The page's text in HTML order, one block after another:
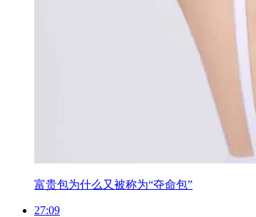
富贵包为什么又被称为“夺命包”
27:09